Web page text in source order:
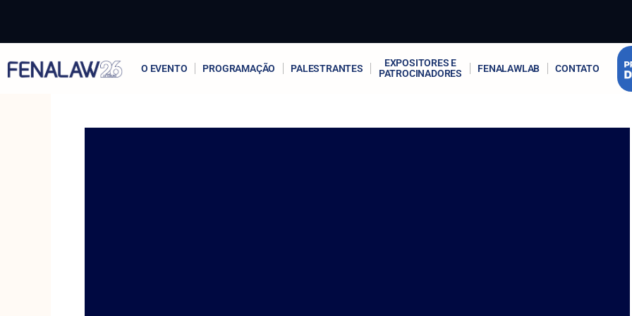
o
conteúdo
O EVENTO PROGRAMAÇÃO PALESTRANTES
EXPOSITORES E
PATROCINADORES
FENALAWLAB CONTATO